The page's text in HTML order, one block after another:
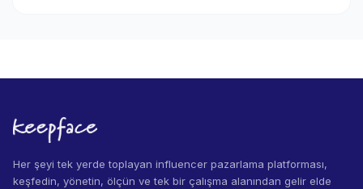
Her şeyi tek yerde toplayan influencer pazarlama platforması,
keşfedin, yönetin, ölçün ve tek bir çalışma alanından gelir elde